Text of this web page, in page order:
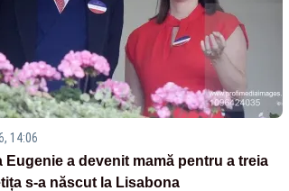
14:06
Eugenie a devenit mamă pentru a treia
s-a născut la Lisabona